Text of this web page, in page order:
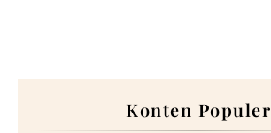
Konten Populer